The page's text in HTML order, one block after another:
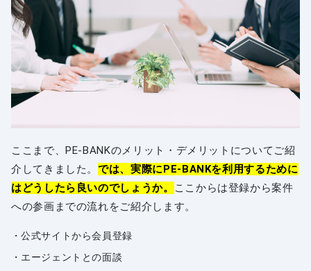
ここまで、PE-BANKのメリット・デメリットについてご紹
介してきました。では、実際にPE-BANKを利用するために
はどうしたら良いのでしょうか。
ここからは登録から案件
への参画までの流れをご紹介します。
公式サイトから会員登録
エージェントとの面談